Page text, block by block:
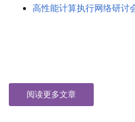
高性能计算执行网络研讨
阅读更多文章